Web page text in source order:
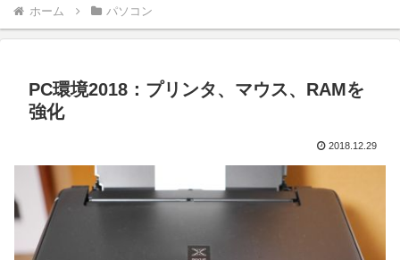
ホーム パソコン
PC環境2018：プリンタ、マウス、RAMを
強化
2018.12.29